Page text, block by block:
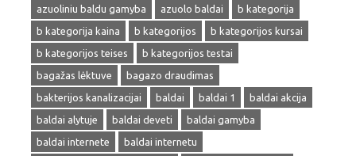
azuoliniu baldu gamyba
azuolo baldai
b kategorija
b kategorija kaina
b kategorijos
b kategorijos kursai
b kategorijos teises
b kategorijos testai
bagažas lėktuve
bagazo draudimas
bakterijos kanalizacijai
baldai baldai 1
baldai akcija
baldai alytuje
baldai deveti
baldai gamyba
baldai internete
baldai internetu